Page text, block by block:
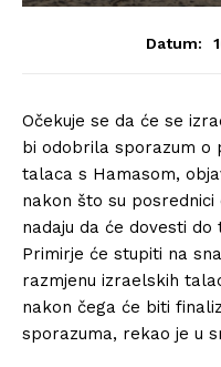
Datum:
Očekuje se da će se
bi odobrila sporazum o
talaca s Hamasom,
nakon što su
nadaju da će dovesti
Primirje će stupiti na
razmjenu izraelskih
nakon čega će biti
sporazuma, rekao je u